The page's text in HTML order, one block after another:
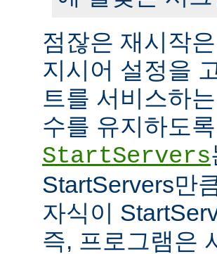
점잖은 재시작
지시어 설정을
트를 서비스하
수를 유지하도
StartServers
StartServers만
자식이
즉, 프로그램은